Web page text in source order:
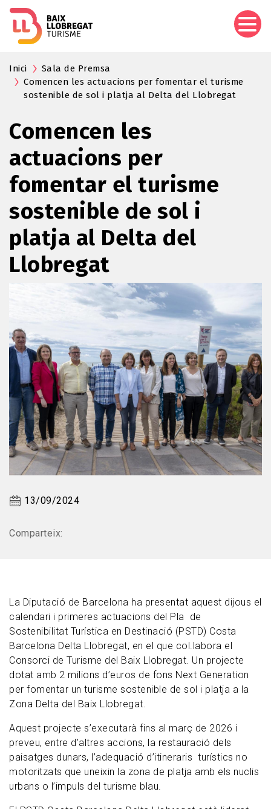
Inici
Sala de Premsa
Comencen les actuacions per fomentar el turisme
sostenible de sol i platja al Delta del Llobregat
Comencen les
actuacions per
fomentar el turisme
sostenible de sol i
platja al Delta del
Llobregat
13/09/2024
Comparteix:
La Diputació de Barcelona ha presentat aquest dijous el
calendari i primeres actuacions del Pla de
Sostenibilitat Turística en Destinació (PSTD) Costa
Barcelona Delta Llobregat, en el que col.labora el
Consorci de Turisme del Baix Llobregat. Un projecte
dotat amb 2 milions d’euros de fons Next Generation
per fomentar un turisme sostenible de sol i platja a la
Zona Delta del Baix Llobregat.
Aquest projecte s’executarà fins al març de 2026 i
preveu, entre d’altres accions, la restauració dels
paisatges dunars, l’adequació d’itineraris turístics no
motoritzats que uneixin la zona de platja amb els nuclis
urbans o l’impuls del turisme blau.